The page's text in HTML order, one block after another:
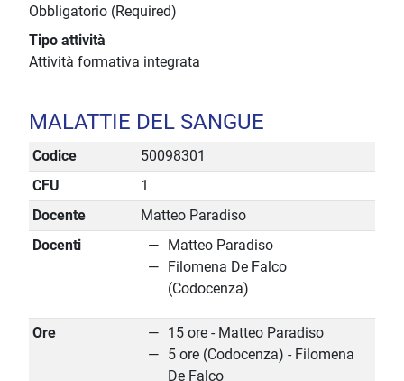
Obbligatorio (Required)
Tipo attività
Attività formativa integrata
MALATTIE DEL SANGUE
Codice
50098301
CFU
1
Docente
Matteo Paradiso
Docenti
Matteo Paradiso
Filomena De Falco
(Codocenza)
Ore
15 ore - Matteo Paradiso
5 ore (Codocenza) - Filomena
De Falco